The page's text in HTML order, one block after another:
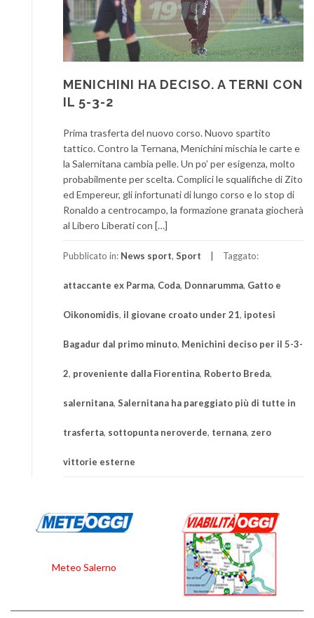
MENICHINI HA DECISO. A TERNI CON
IL 5-3-2
Prima trasferta del nuovo corso. Nuovo spartito
tattico. Contro la Ternana, Menichini mischia le carte e
la Salernitana cambia pelle. Un po’ per esigenza, molto
probabilmente per scelta. Complici le squalifiche di Zito
ed Empereur, gli infortunati di lungo corso e lo stop di
Ronaldo a centrocampo, la formazione granata giocherà
al Libero Liberati con […]
Pubblicato in: News sport, Sport Taggato:
attaccante ex Parma, Coda, Donnarumma, Gatto e
Oikonomidis, il giovane croato under 21, ipotesi
Bagadur dal primo minuto, Menichini deciso per il 5-3-
2, proveniente dalla Fiorentina, Roberto Breda,
salernitana, Salernitana ha pareggiato più di tutte in
trasferta, sottopunta neroverde, ternana, zero
vittorie esterne
Meteo Salerno